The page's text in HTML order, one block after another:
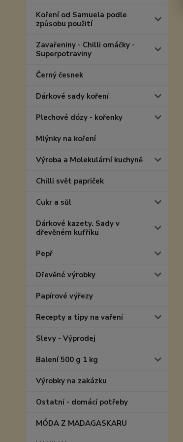
Koření od Samuela podle
způsobu použití
Zavařeniny - Chilli omáčky -
Superpotraviny
Černý česnek
Dárkové sady koření
Plechové dózy - kořenky
Mlýnky na koření
Výroba a Molekulární kuchyně
Chilli svět papriček
Cukr a sůl
Dárkové kazety. Sady v
dřevěném kufříku
Pepř
Dřevěné výrobky
Papírové výřezy
Recepty a tipy na vaření
Slevy - Výprodej
Balení 500 g 1 kg
Výrobky na zakázku
Ostatní - domácí potřeby
MÓDA Z MADAGASKARU